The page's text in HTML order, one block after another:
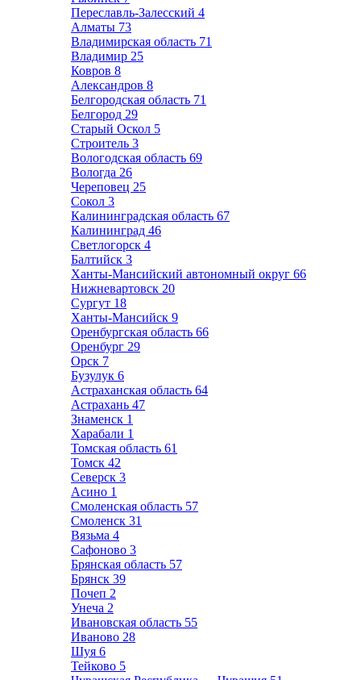
Переславль-Залесский 4
Алматы 73
Владимирская область 71
Владимир 25
Ковров 8
Александров 8
Белгородская область 71
Белгород 29
Старый Оскол 5
Строитель 3
Вологодская область 69
Вологда 26
Череповец 25
Сокол 3
Калининградская область 67
Калининград 46
Светлогорск 4
Балтийск 3
Ханты-Мансийский автономный округ 66
Нижневартовск 20
Сургут 18
Ханты-Мансийск 9
Оренбургская область 66
Оренбург 29
Орск 7
Бузулук 6
Астраханская область 64
Астрахань 47
Знаменск 1
Харабали 1
Томская область 61
Томск 42
Северск 3
Асино 1
Смоленская область 57
Смоленск 31
Вязьма 4
Сафоново 3
Брянская область 57
Брянск 39
Почеп 2
Унеча 2
Ивановская область 55
Иваново 28
Шуя 6
Тейково 5